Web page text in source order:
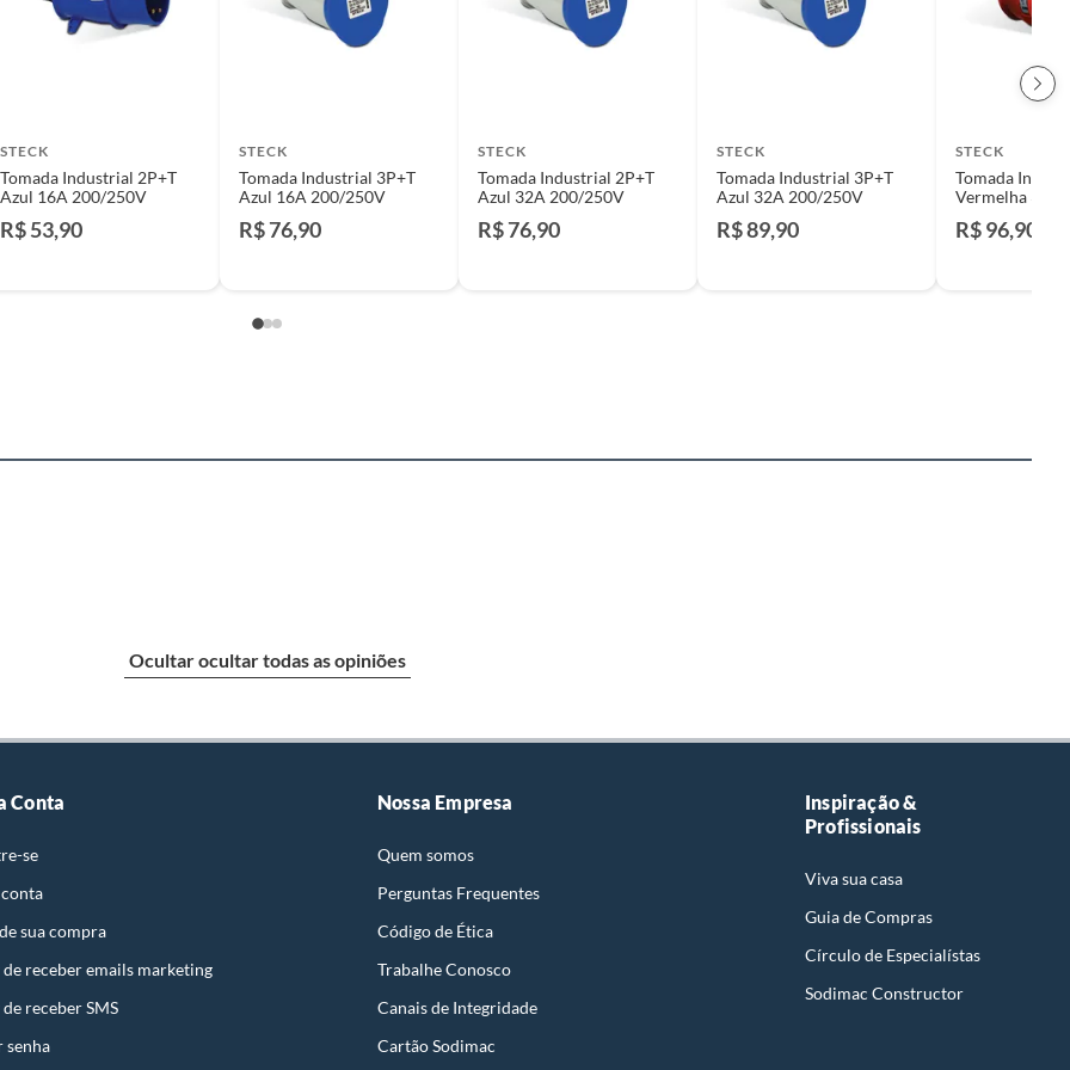
A resposta ao cliente deverá ser imediata. Sendo
dias, a contar da data da visita técnica.
poderá optar por:
condições de uso;
envio do produto para análise pela assistência
com a assistência técnica.
deverá ser imediata. Sendo constatado o vício, a
poderá optar por:
ou no Centro de Distribuição, o atendente
disponível em sua loja em até 30 (trinta) dias,
STECK
Tomada Industrial 2P+T
Azul 16A 200/250V
R$ 53,90
STECK
Tomada Industrial 3P+T
Azul 16A 200/250V
R$ 76,90
STECK
Tomada Industrial 2P+T
Azul 32A 200/250V
R$ 76,90
STECK
Tomada Industrial 3P+T
Azul 32A 200/250V
R$ 89,90
STECK
Tomada
Vermelha 32A
R$ 96,90
Ocultar ocultar todas as opiniões
Conta
se
sua compra
receber emails marketing
receber SMS
senha
Nossa Empresa
Quem somos
Perguntas Frequentes
Código de Ética
Trabalhe Conosco
Canais de Integridade
Cartão Sodimac
Inspiração &
Profissionais
Viva sua casa
Guia de Compras
Círculo de Especialístas
Sodimac Constructor